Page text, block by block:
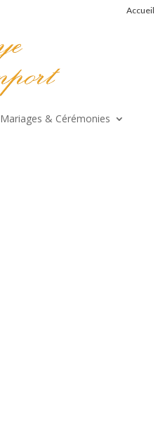
Accueil
Mariages & Cérémonies